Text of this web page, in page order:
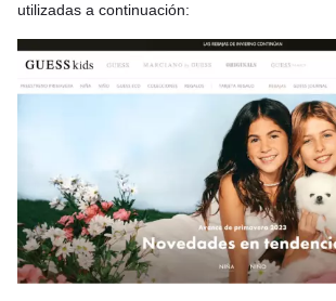
utilizadas a continuación: